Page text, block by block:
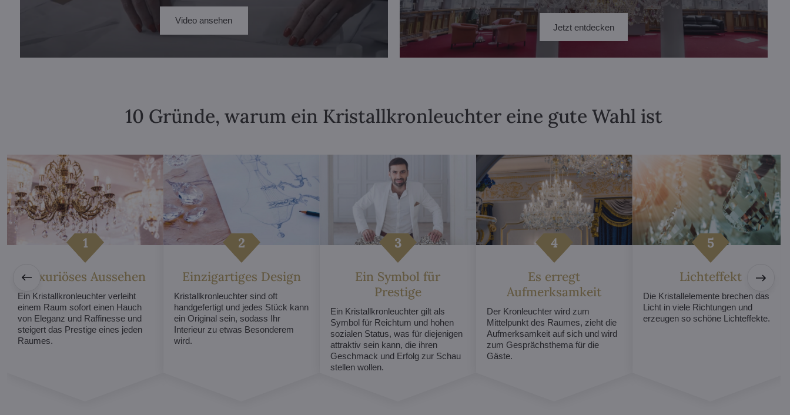
Video ansehen
Jetzt entdecken
10 Gründe, warum ein Kristallkronleuchter eine gute Wahl ist
Luxuriöses Aussehen
Ein Kristallkronleuchter verleiht
einem Raum sofort einen Hauch
von Eleganz und Raffinesse und
steigert das Prestige eines jeden
Raumes.
Einzigartiges Design
Kristallkronleuchter sind oft
handgefertigt und jedes Stück kann
ein Original sein, sodass Ihr
Interieur zu etwas Besonderem
wird.
Ein Symbol für
Prestige
Ein Kristallkronleuchter gilt als
Symbol für Reichtum und hohen
sozialen Status, was für diejenigen
attraktiv sein kann, die ihren
Geschmack und Erfolg zur Schau
stellen wollen.
Es erregt
Aufmerksamkeit
Der Kronleuchter wird zum
Mittelpunkt des Raumes, zieht die
Aufmerksamkeit auf sich und wird
zum Gesprächsthema für die
Gäste.
Lichteffekt
Die Kristallelemente brechen das
Licht in viele Richtungen und
erzeugen so schöne Lichteffekte.